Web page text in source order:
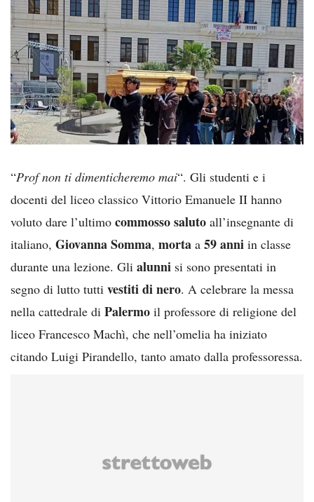
“Prof non ti dimenticheremo mai“. Gli studenti e i
docenti del liceo classico Vittorio Emanuele II hanno
voluto dare l’ultimo commosso saluto all’insegnante di
italiano, Giovanna Somma, morta a 59 anni in classe
durante una lezione. Gli alunni si sono presentati in
segno di lutto tutti vestiti di nero. A celebrare la messa
nella cattedrale di Palermo il professore di religione del
liceo Francesco Machì, che nell’omelia ha iniziato
citando Luigi Pirandello, tanto amato dalla professoressa.